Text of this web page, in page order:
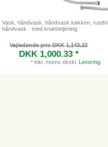
Vask, håndvask, håndvask køkken, rustfri
håndvask - med knæbetjening
Vejledende pris DKK 1,143.23
DKK 1,000.33 *
* inkl. moms ekskl. Levering